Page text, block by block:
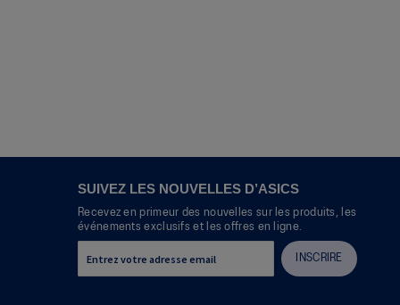
SUIVEZ LES NOUVELLES D’ASICS
Recevez en primeur des nouvelles sur les produits, les
événements exclusifs et les offres en ligne.
INSCRIRE